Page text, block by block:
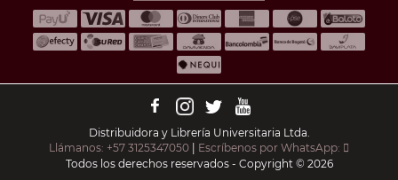
Distribuidora y Librería Universitaria Ltda.
Llámanos: +57 3125347050 | Escríbenos por WhatsApp:
Todos los derechos reservados - Copyright © 2026